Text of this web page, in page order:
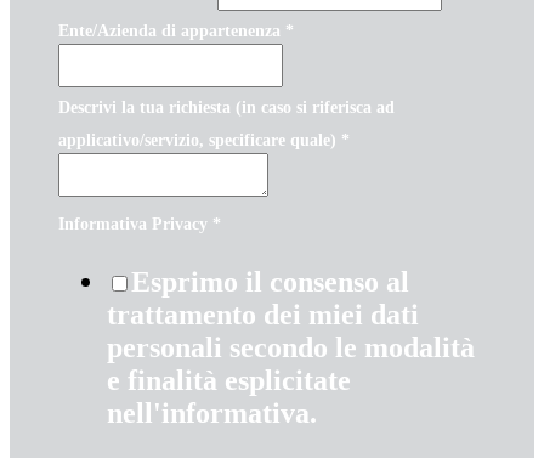
Ente/Azienda di appartenenza *
Descrivi la tua richiesta (in caso si riferisca ad
applicativo/servizio, specificare quale) *
Informativa Privacy *
Esprimo il consenso al
trattamento dei miei dati
personali secondo le modalità
e finalità esplicitate
nell'informativa.